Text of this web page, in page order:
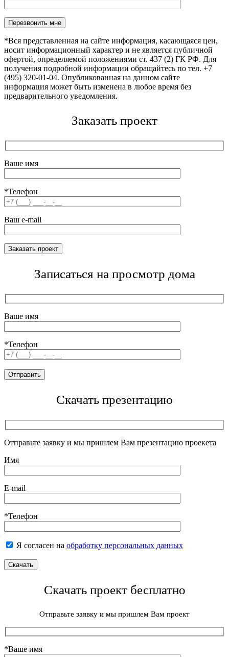
Оставьте это поле пустым.
*Вся представленная на сайте информация, касающаяся цен,
носит информационный характер и не является публичной
офертой, определяемой положениями ст. 437 (2) ГК РФ. Для
получения подробной информации обращайтесь по тел. +7
(495) 320-01-04. Опубликованная на данном сайте
информация может быть изменена в любое время без
предварительного уведомления.
Заказать проект
Ваше имя
*Телефон
Ваш e-mail
Записаться на просмотр дома
Ваше имя
*Телефон
Скачать презентацию
Отправьте заявку и мы пришлем Вам презентацию проекета
Имя
E-mail
*Телефон
Я согласен на обработку персональных данных
Скачать проект бесплатно
Отправьте заявку и мы пришлем Вам проект
*Ваше имя